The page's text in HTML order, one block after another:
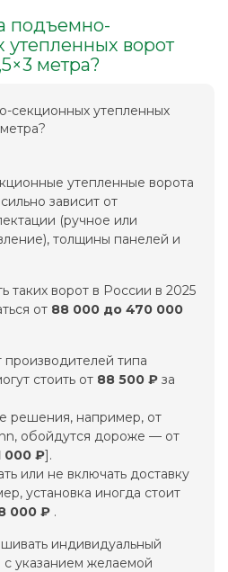
подъемно-
утепленных ворот
метра?
секционных утепленных
утепленные ворота
зависит от
(ручное или
толщины панелей и
таких ворот в России в 2025
от 88 000 до 470 000
типа
стоить от 88 500 ₽ за
решения, например, от
обойдутся дороже — от
000 ₽].
или не включать доставку
установка иногда стоит
000 ₽ .
индивидуальный
с указанием желаемой